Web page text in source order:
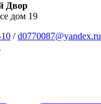
Двор
дом 19
/d0770087@yandex.ru